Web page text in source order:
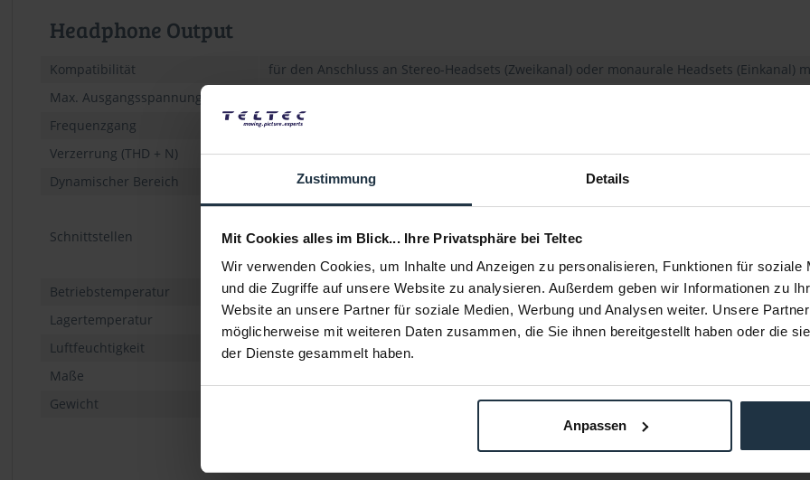
Zustimmung Details
Mit Cookies alles im Blick... Ihre Privatsphäre bei Teltec
Wir verwenden Cookies, um Inhalte und Anzeigen zu personalisieren, Funktionen für soziale
und die Zugriffe auf unsere Website zu analysieren. Außerdem geben wir Informationen zu
Website an unsere Partner für soziale Medien, Werbung und Analysen weiter. Unsere
möglicherweise mit weiteren Daten zusammen, die Sie ihnen bereitgestellt haben oder die
der Dienste gesammelt haben.
Anpassen
Headphone Output
Kompatibilität
für den Anschluss an Stereo-Headsets (Zweikanal) oder monaurale Headsets
Max. Ausgangsspannung
Frequenzgang
20 Hz bis 10 kHz, -3 dB
Verzerrung (THD + N)
< 0,002 %
Dynamischer Bereich
> 100 dB
Schnittstellen
Headset A: 4-pin (M) XLR
Ethernet: Neutrik NE8FBH etherCON RJ45
USB: Typ A
Betriebstemperatur
0 °C bis 50 °C
Lagertemperatur
-40 °C bis 70 °C
Luftfeuchtigkeit
0 - 95 % nicht-kondensierend
Maße
Gewicht